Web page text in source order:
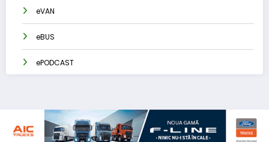
eVAN
eBUS
ePODCAST